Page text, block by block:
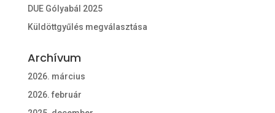
DUE Gólyabál 2025
Küldöttgyűlés megválasztása
Archívum
2026. március
2026. február